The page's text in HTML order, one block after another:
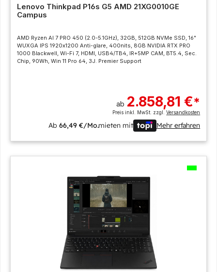
Lenovo Thinkpad P16s G5 AMD 21XG0010GE
Campus
AMD Ryzen AI 7 PRO 450 (2.0-5.1GHz), 32GB, 512GB NVMe SSD, 16"
WUXGA IPS 1920x1200 Anti-glare, 400nits, 8GB NVIDIA RTX PRO
1000 Blackwell, Wi-Fi 7, HDMI, USB4/TB4, IR+5MP CAM, BT5.4, Sec.
Chip, 90Wh, Win 11 Pro 64, 3J. Premier Support
ab 2.858,81 €*
Preis inkl. MwSt. zzgl.Versandkosten
Ab66,49 €/Mo.mieten mit Mehr erfahren